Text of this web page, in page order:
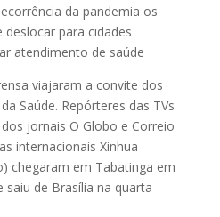
da pandemia os
para cidades
atendimento de saúde
viajaram a convite dos
Saúde. Repórteres das TVs
jornais O Globo e Correio
internacionais Xinhua
chegaram em Tabatinga em
saiu de Brasília na quarta-